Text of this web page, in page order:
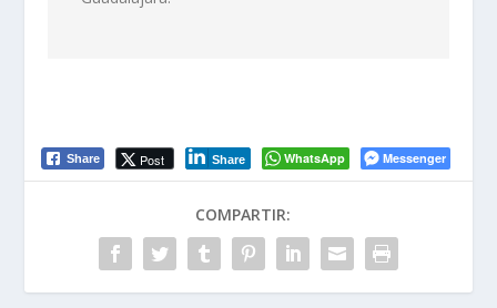
Share Post Share WhatsApp Messenger
COMPARTIR: